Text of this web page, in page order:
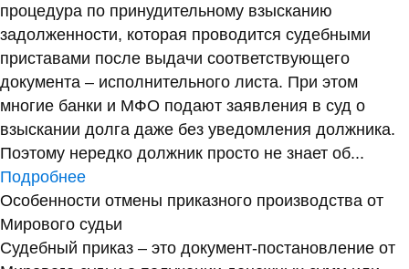
процедура по принудительному взысканию
задолженности, которая проводится судебными
приставами после выдачи соответствующего
документа – исполнительного листа. При этом
многие банки и МФО подают заявления в суд о
взыскании долга даже без уведомления должника.
Поэтому нередко должник просто не знает об...
Подробнее
Особенности отмены приказного производства от
Мирового судьи
Судебный приказ – это документ-постановление от